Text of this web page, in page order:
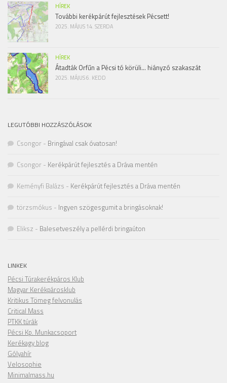
HÍREK
További kerékpárút fejlesztések Pécsett!
2025. MÁJUS 14. SZERDA
HÍREK
Átadták Orfűn a Pécsi tó körüli… hiányzó szakaszát
2025. MÁJUS 6. KEDD
LEGUTÓBBI HOZZÁSZÓLÁSOK
Csongor - Bringával csak óvatosan!
Csongor - Kerékpárút fejlesztés a Dráva mentén
Keményfi Balázs - Kerékpárút fejlesztés a Dráva mentén
törzsmókus - Ingyen szögesgumit a bringásoknak!
Eliksz - Balesetveszély a pellérdi bringaúton
LINKEK
Pécsi Túrakerékpáros Klub
Magyar Kerékpárosklub
Kritikus Tömeg felvonulás
Critical Mass
PTKK túrák
Pécsi Kp. Munkacsoport
Kerékagy blog
Gólyahír
Velosophie
Minimalmass.hu